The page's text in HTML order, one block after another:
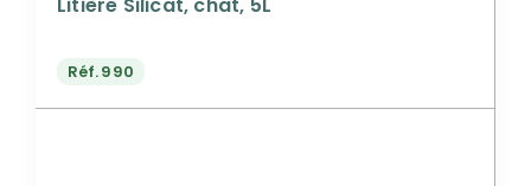
Litière Silicat, chat, 5L
Réf.990